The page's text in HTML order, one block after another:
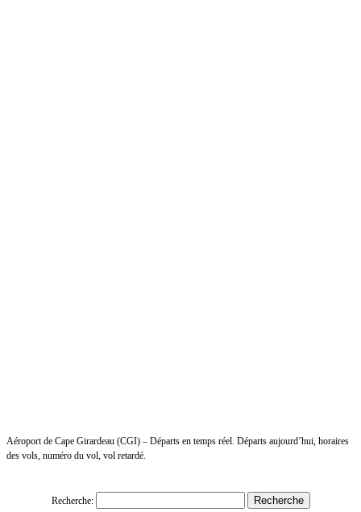
Aéroport de Cape Girardeau (CGI) – Départs en temps réel. Départs aujourd’hui, horaires
des vols, numéro du vol, vol retardé.
Recherche: